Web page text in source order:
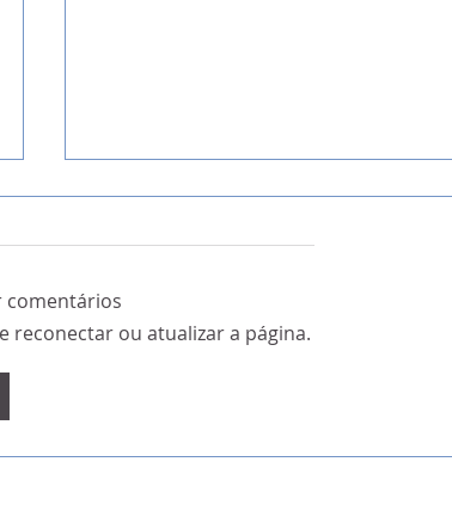
comentários
reconectar ou atualizar a página.